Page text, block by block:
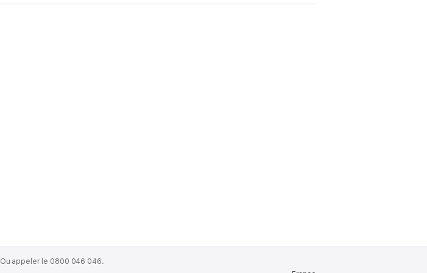
Ou appeler le 0800 046 046.